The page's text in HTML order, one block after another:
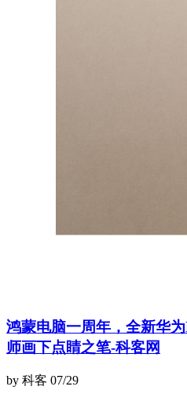
鸿蒙电脑一周年，全新华
师画下点睛之笔-科客网
by 科客 07/29